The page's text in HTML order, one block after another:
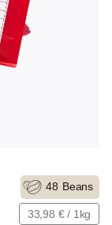
48 Beans
33,98 € / 1kg